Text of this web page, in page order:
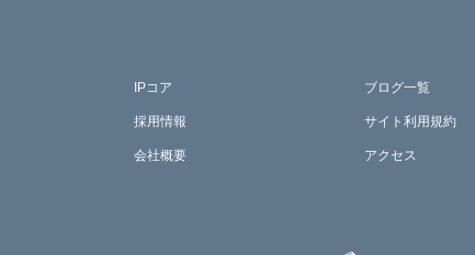
IPコア
採用情報
会社概要
ブログ一覧
サイト利用規約
アクセス